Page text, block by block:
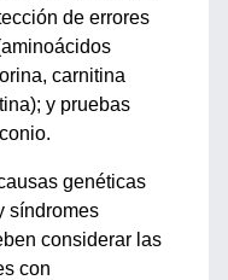
de errores
carnitina
y pruebas
genéticas
síndromes
considerar las
con